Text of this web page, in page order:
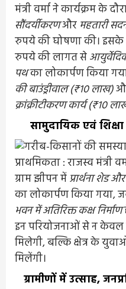
मंत्री वर्मा ने कार्यक्रम के
सौंदर्यीकरणऔर महतारी
रुपये की घोषणा की। इसके
रुपये की लागत से
पथका लोकार्पण किया
की बाउंड्रीवाल (₹10 लाख)
क्रांक्रीटीकरण कार्य (₹10
सामुदायिक एवं
ग्राम झीपन मेंप्रार्थना शेड
का लोकार्पण किया गया,
भवन में अतिरिक्त कक्ष निर्माण
इन परियोजनाओं से न
मिलेगी, बल्कि क्षेत्र के
मिलेंगी।
ग्रामीणों में उत्साह,